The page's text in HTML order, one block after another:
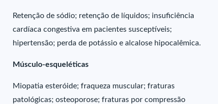
Retenção de sódio; retenção de líquidos; insuficiência
cardíaca congestiva em pacientes susceptíveis;
hipertensão; perda de potássio e alcalose hipocalêmica.
Músculo-esqueléticas
Miopatia esteróide; fraqueza muscular; fraturas
patológicas; osteoporose; fraturas por compressão